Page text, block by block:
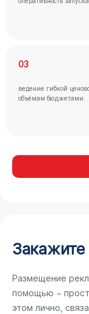
03
ведение гибкой
объёмам бюджетами.
Размещение
помощью −
этом лично,